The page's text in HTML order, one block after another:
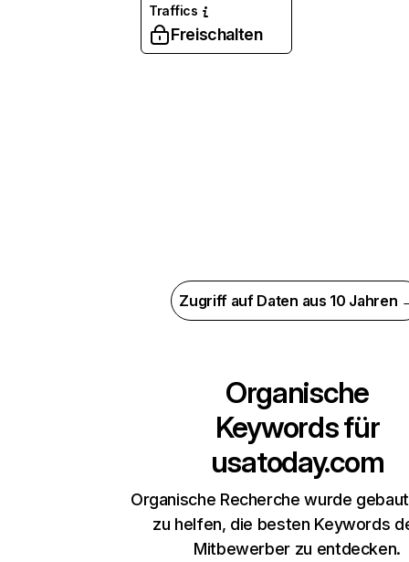
Traffics
Freischalten
Zugriff auf Daten aus 10 Jahren
Organische
Keywords für
usatoday.com
Organische Recherche wurde
zu helfen, die besten Keywords
Mitbewerber zu entdecken.